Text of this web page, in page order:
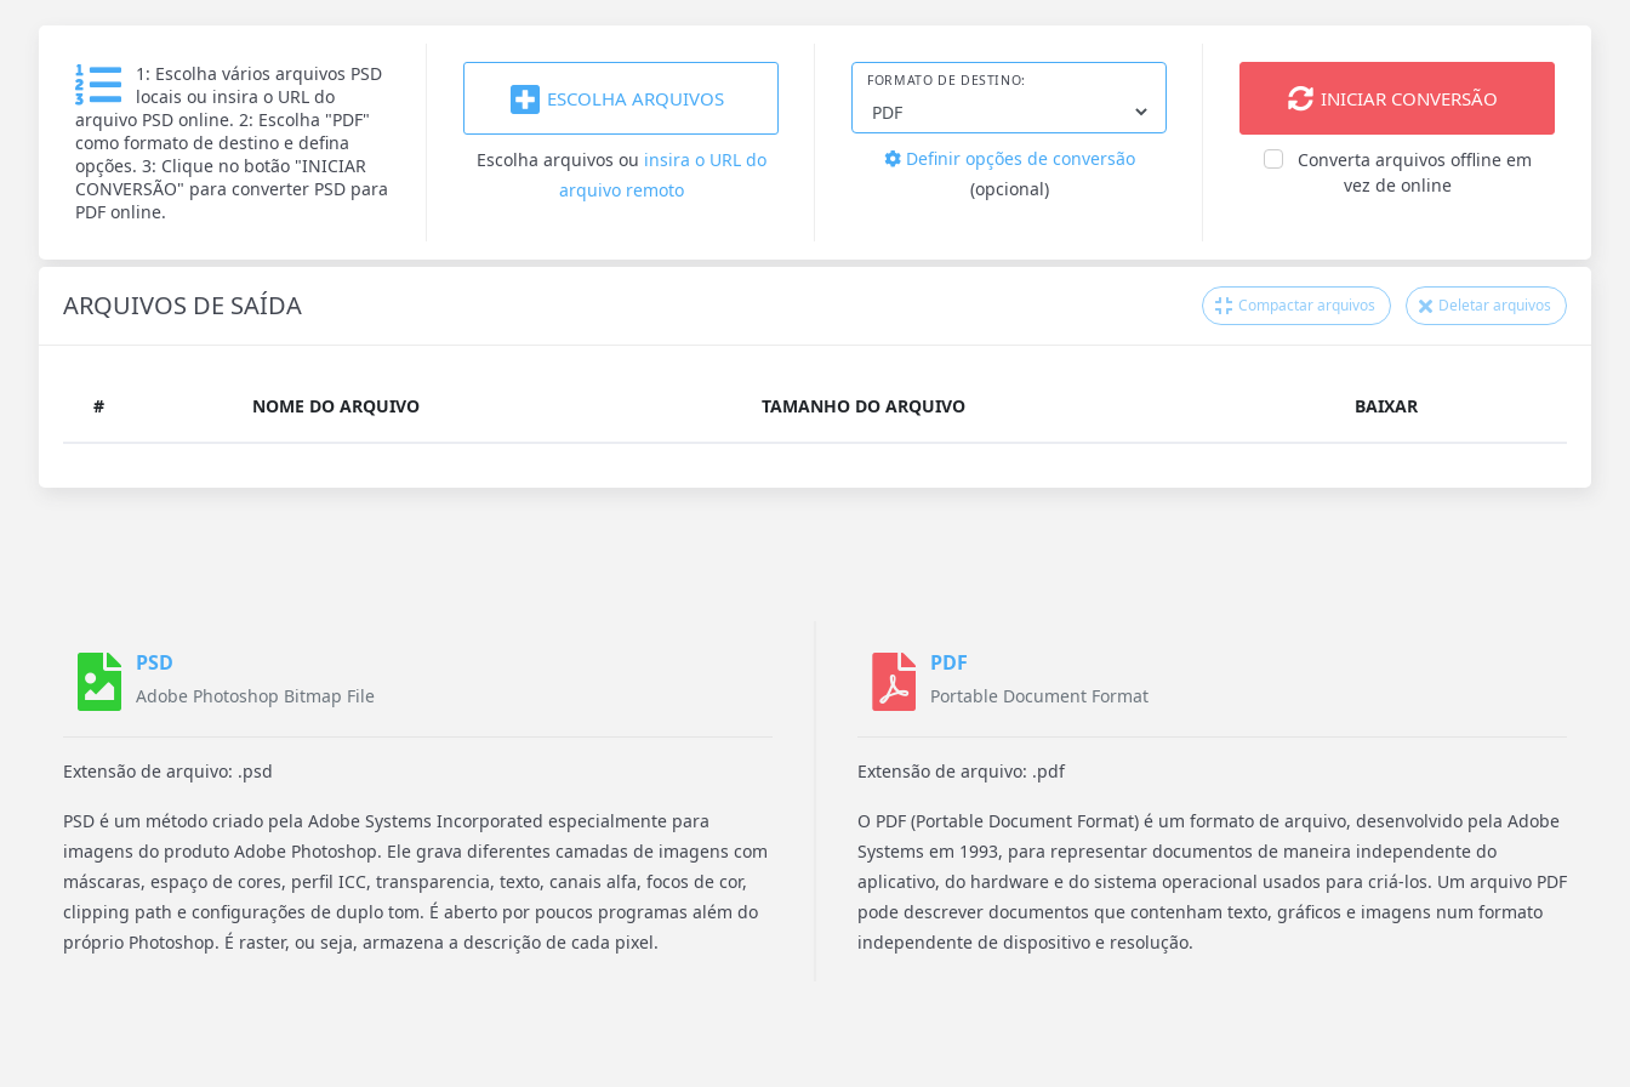
1: Escolha vários arquivos PSD
locais ou insira o URL do
arquivo PSD online. 2: Escolha "PDF"
como formato de destino e defina
opções. 3: Clique no botão "INICIAR
CONVERSÃO" para converter PSD para
PDF online.
ESCOLHA ARQUIVOS
Escolha arquivos ou insira o URL do
arquivo remoto
FORMATO DE DESTINO:
Definir opções de conversão
(opcional)
INICIAR CONVERSÃO
Converta arquivos offline em
vez de online
ARQUIVOS DE SAÍDA Compactar arquivos Deletar arquivos
# NOME DO ARQUIVO TAMANHO DO ARQUIVO BAIXAR
PSD
Adobe Photoshop Bitmap File
Extensão de arquivo: .psd
PSD é um método criado pela Adobe Systems Incorporated especialmente para
imagens do produto Adobe Photoshop. Ele grava diferentes camadas de imagens com
máscaras, espaço de cores, perfil ICC, transparencia, texto, canais alfa, focos de cor,
clipping path e configurações de duplo tom. É aberto por poucos programas além do
próprio Photoshop. É raster, ou seja, armazena a descrição de cada pixel.
PDF
Portable Document Format
Extensão de arquivo: .pdf
O PDF (Portable Document Format) é um formato de arquivo, desenvolvido pela Adobe
Systems em 1993, para representar documentos de maneira independente do
aplicativo, do hardware e do sistema operacional usados para criá-los. Um arquivo PDF
pode descrever documentos que contenham texto, gráficos e imagens num formato
independente de dispositivo e resolução.